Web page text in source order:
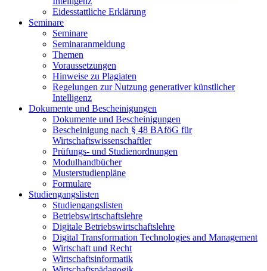
Eidesstattliche Erklärung
Seminare
Seminare
Seminaranmeldung
Themen
Voraussetzungen
Hinweise zu Plagiaten
Regelungen zur Nutzung generativer künstlicher
Intelligenz
Dokumente und Bescheinigungen
Dokumente und Bescheinigungen
Bescheinigung nach § 48 BAföG für
Wirtschaftswissenschaftler
Prüfungs- und Studienordnungen
Modulhandbücher
Musterstudienpläne
Formulare
Studiengangslisten
Studiengangslisten
Betriebswirtschaftslehre
Digitale Betriebswirtschaftslehre
Digital Transformation Technologies and Management
Wirtschaft und Recht
Wirtschaftsinformatik